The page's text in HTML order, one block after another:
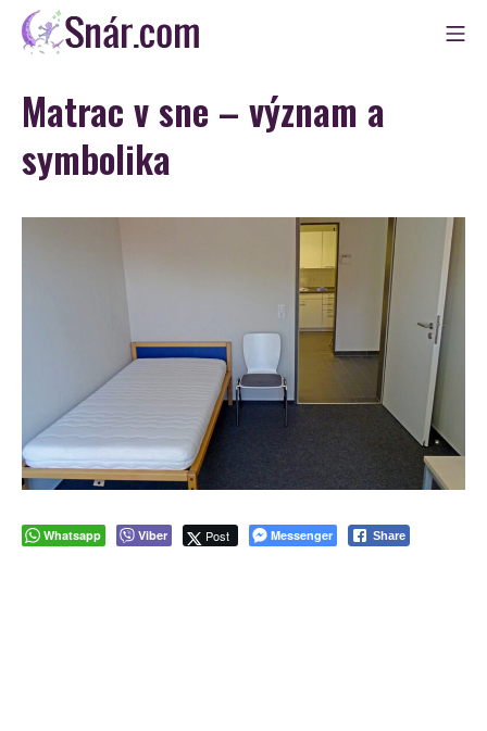
Skip
Snár
Matrac v sne – význam a
symbolika
Whatsapp Viber Post Messenger Share